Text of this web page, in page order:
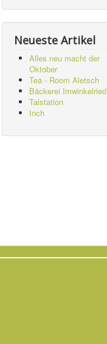
Neueste Artikel
Alles neu macht der
Oktober
Tea - Room Aletsch
Bäckerei Imwinkelried
Talstation
Inch